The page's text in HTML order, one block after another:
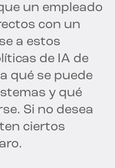
un empleado
con un
a estos
de IA de
qué se puede
y qué
Si no desea
ciertos